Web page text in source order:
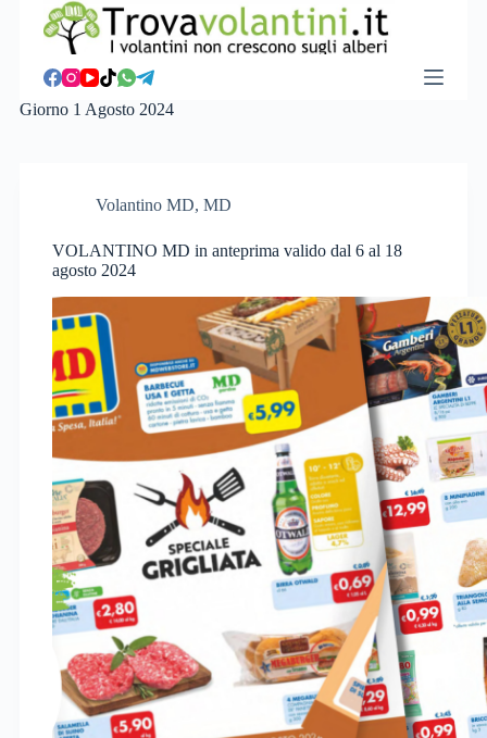
a
Giorno1 Agosto 2024
Volantino MD, MD
VOLANTINO MD in anteprima valido dal 6 al 18
agosto 2024